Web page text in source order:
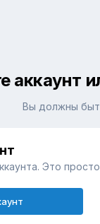
аккаунт
Вы должны
Это